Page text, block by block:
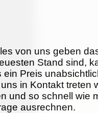
von uns geben
Stand sind,
ein Preis
in Kontakt treten
und so schnell wie
ausrechnen.